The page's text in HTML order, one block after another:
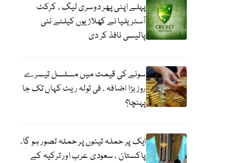
پہلے اپنی پھر دوسری لیگ ، کرکٹ
آسٹریلیا نے کھلاڑیوں کیلئے نئی
پالیسی نافذ کر دی
سونے کی قیمت میں مسلسل تیسرے
روز بڑا اضافہ ، فی تولہ ریٹ کہاں تک جا
پہنچا؟
ایک پر حملہ تینوں پر حملہ تصور ہو گا،
پاکستان ، سعودی عرب اور ترکیہ کے